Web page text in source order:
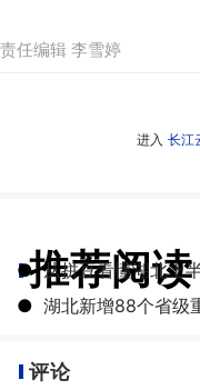
责任编辑 李雪婷
进入 长江
推荐阅读
● 从拼豆看懂湖北上
● 湖北新增88个省级
评论